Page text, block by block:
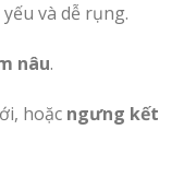
và dễ rụng.
nâu.
hoặc ngưng kết